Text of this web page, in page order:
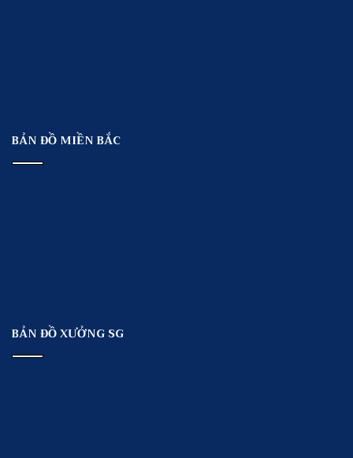
BẢN ĐỒ MIỀN BẮC
BẢN ĐỒ XƯỞNG SG